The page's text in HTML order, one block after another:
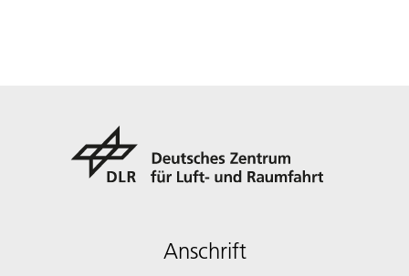
Anschrift